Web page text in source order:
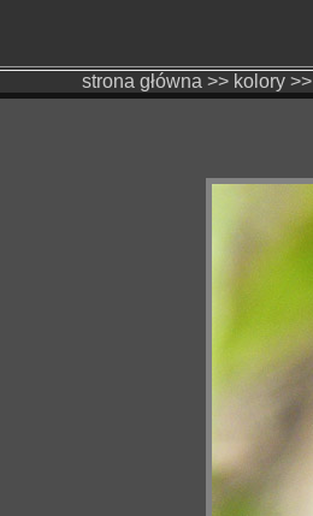
strona główna >> kolory>>